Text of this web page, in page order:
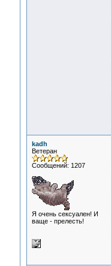
kadh
Ветеран
Сообщений: 1207
Я очень сексуален! И
ваще - прелесть!